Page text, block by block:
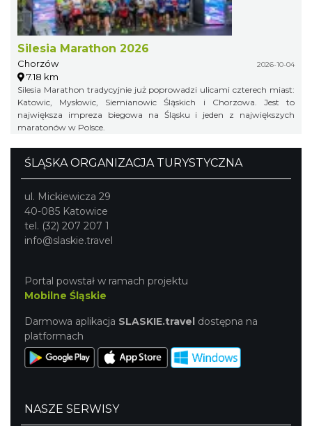
Silesia Marathon 2026
Chorzów 2026-10-04
7.18 km
Silesia Marathon tradycyjnie już poprowadzi ulicami czterech miast:
Katowic, Mysłowic, Siemianowic Śląskich i Chorzowa. Jest to
największa impreza biegowa na Śląsku i jeden z największych
maratonów w Polsce.
ŚLĄSKA ORGANIZACJA TURYSTYCZNA
ul. Mickiewicza 29
40-085 Katowice
tel. (32) 207 207 1
info@slaskie.travel
Portal powstał w ramach projektu
Mobilne Śląskie
Darmowa aplikacja SLASKIE.travel dostępna na
platformach
NASZE SERWISY